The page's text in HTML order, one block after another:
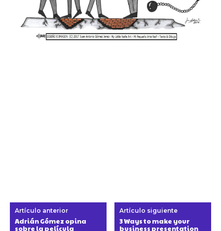
Artículo anterior
Adrián Gómez opina
sobre la película
Artículo siguiente
3 Ways to make your
business presentation